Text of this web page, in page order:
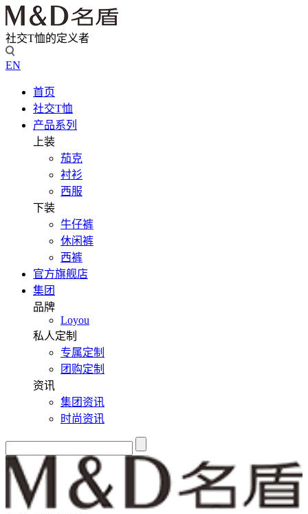
社交T恤的定义者
EN
首页
社交T恤
产品系列
上装
茄克
衬衫
西服
下装
牛仔裤
休闲裤
西裤
官方旗舰店
集团
品牌
Loyou
私人定制
专属定制
团购定制
资讯
集团资讯
时尚资讯